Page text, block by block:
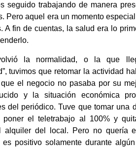
seguido trabajando de manera
Pero aquel era un momento
A fin de cuentas, la salud era lo
la normalidad, o la que
tuvimos que retomar la actividad
el negocio no pasaba por su
y la situación económica
del periódico. Tuve que tomar una
poner el teletrabajo al 100% y
alquiler del local. Pero no quería
es positivo solamente durante